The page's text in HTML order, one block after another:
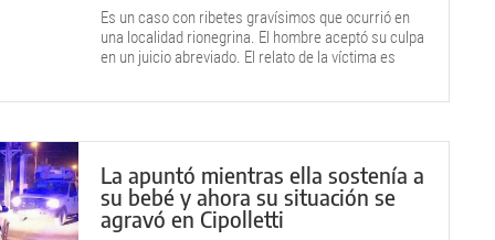
Es un caso con ribetes gravísimos que ocurrió en
una localidad rionegrina. El hombre aceptó su culpa
en un juicio abreviado. El relato de la víctima es
La apuntó mientras ella sostenía a
su bebé y ahora su situación se
agravó en Cipolletti